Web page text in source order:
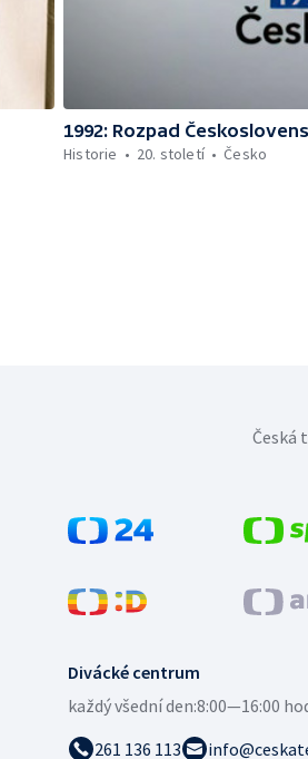
1992: Rozpad
Historie
20. století Česko
Divácké centrum
každý všední den:8:00—16:00
261 136 113
Česká